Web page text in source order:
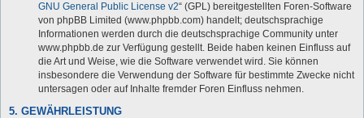
GNU General Public License v2“ (GPL) bereitgestellten Foren-Software
von phpBB Limited (www.phpbb.com) handelt; deutschsprachige
Informationen werden durch die deutschsprachige Community unter
www.phpbb.de zur Verfügung gestellt. Beide haben keinen Einfluss auf
die Art und Weise, wie die Software verwendet wird. Sie können
insbesondere die Verwendung der Software für bestimmte Zwecke nicht
untersagen oder auf Inhalte fremder Foren Einfluss nehmen.
5. GEWÄHRLEISTUNG